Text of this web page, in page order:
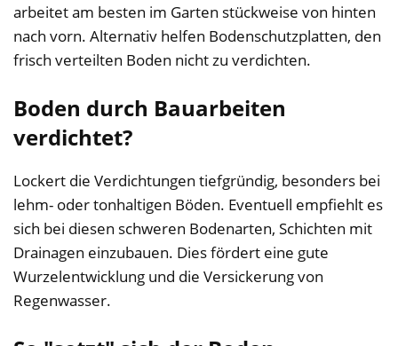
arbeitet am besten im Garten stückweise von hinten
nach vorn. Alternativ helfen Bodenschutzplatten, den
frisch verteilten Boden nicht zu verdichten.
Boden durch Bauarbeiten
verdichtet?
Lockert die Verdichtungen tiefgründig, besonders bei
lehm- oder tonhaltigen Böden. Eventuell empfiehlt es
sich bei diesen schweren Bodenarten, Schichten mit
Drainagen einzubauen. Dies fördert eine gute
Wurzelentwicklung und die Versickerung von
Regenwasser.